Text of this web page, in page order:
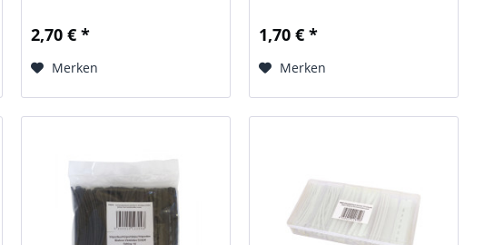
Farbe: transparent; Inhalts-
(30 St.), 2,5 mm (30 St), 4,0 mm
2,70 € *
Merken
Farbe: transparent; Inhalts-
(30 St.), 2,5 mm (30 St), 4,0 mm
1,70 € *
Merken